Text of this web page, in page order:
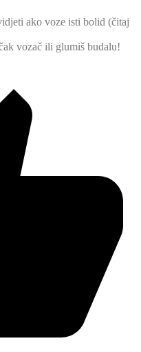
ako voze isti bolid (čitaj
vozač ili glumiš budalu!